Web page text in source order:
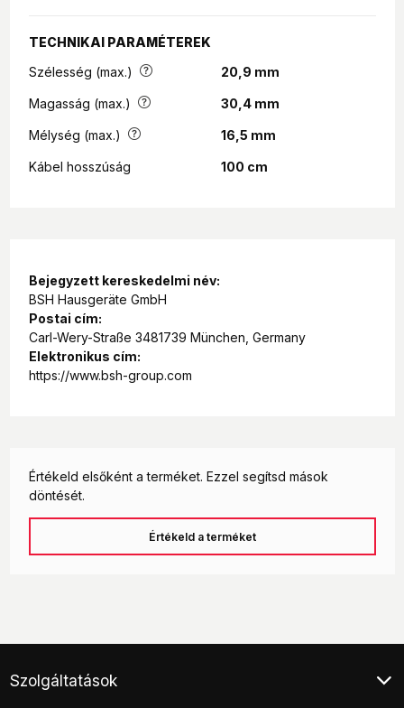
TECHNIKAI PARAMÉTEREK
Szélesség (max.)
20,9 mm
Magasság (max.) 30,4 mm
Mélység (max.) 16,5 mm
Kábel hosszúság 100 cm
Bejegyzett kereskedelmi név:
BSH Hausgeräte GmbH
Postai cím:
Carl-Wery-Straße 3481739 München, Germany
Elektronikus cím:
https://www.bsh-group.com
Értékeld elsőként a terméket. Ezzel segítsd mások
döntését.
Értékeld a terméket
Szolgáltatások